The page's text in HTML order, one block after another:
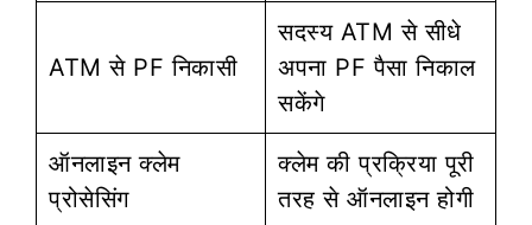
ATM से PF निकासी
सदस्य ATM से सीधे
अपना PF पैसा निकाल
सकेंगे
ऑनलाइन क्लेम
प्रोसेसिंग
क्लेम की प्रक्रिया पूरी
तरह से ऑनलाइन होगी